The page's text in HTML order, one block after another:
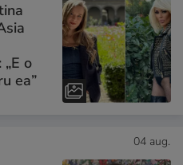
o
ea”
04 aug.